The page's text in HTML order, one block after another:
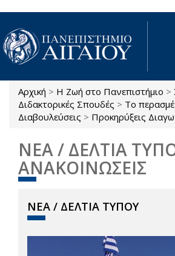
Παράκαμψη προς το κυρίως περιεχόμενο
Είστε εδώ
Αρχική > Η Ζωή στο Πανεπιστήμιο >
Διδακτορικές Σπουδές > Το
Διαβουλεύσεις > Προκηρύξεις
ΝΕΑ / ΔΕΛΤΙΑ
ΑΝΑΚΟΙΝΩΣΕΙΣ
ΝΕΑ / ΔΕΛΤΙΑ ΤΥΠΟΥ